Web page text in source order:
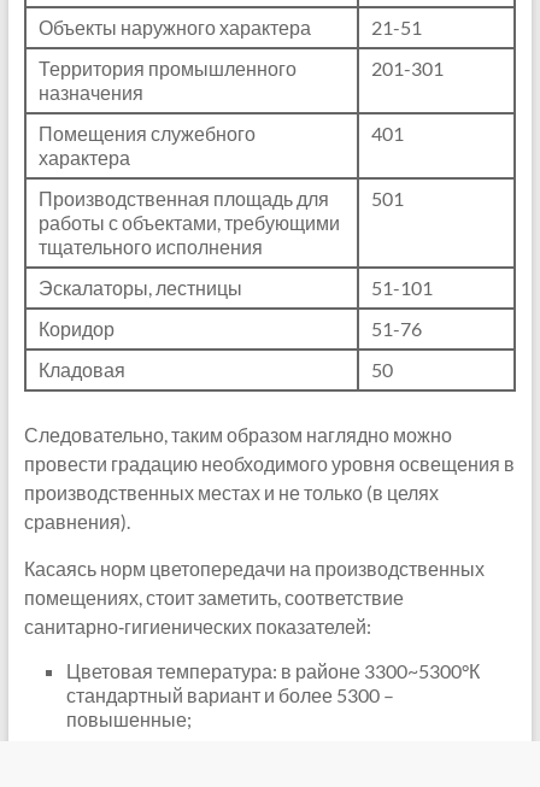
Объекты наружного характера
21-51
Территория промышленного
назначения
201-301
Помещения служебного
характера
401
Производственная площадь для
работы с объектами, требующими
тщательного исполнения
501
Эскалаторы, лестницы
51-101
Коридор
51-76
Кладовая
50
Следовательно, таким образом наглядно можно
провести градацию необходимого уровня освещения в
производственных местах и не только (в целях
сравнения).
Касаясь норм цветопередачи на производственных
помещениях, стоит заметить, соответствие
санитарно‑гигиенических показателей:
Цветовая температура: в районе 3300~5300°К
стандартный вариант и более 5300 –
повышенные;